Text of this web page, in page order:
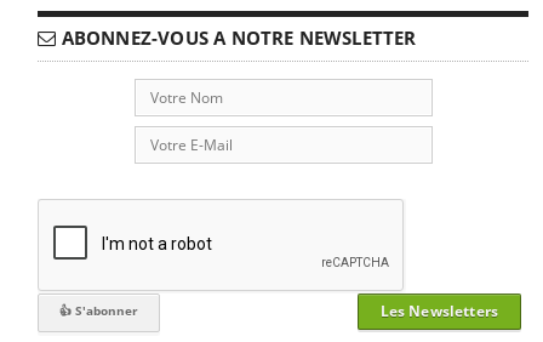
ABONNEZ-VOUS A NOTRE NEWSLETTER
Les Newsletters